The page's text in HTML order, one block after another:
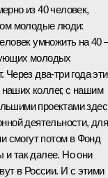
из 40 человек,
молодые люди:
умножить на 40
молодых
два-три года эти
коллег, с нашим
проектами
деятельности, для
смогут потом в Фонд
и так далее. Но они
в России. И с этими